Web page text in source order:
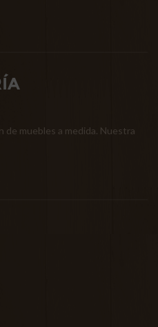
de muebles a medida. Nuestra